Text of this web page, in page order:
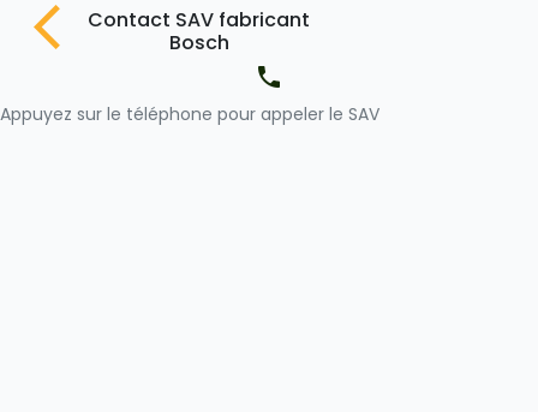
Contact SAV fabricant
Bosch
Appuyez sur le téléphone pour appeler le SAV